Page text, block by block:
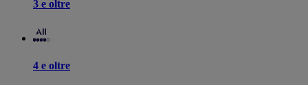
3 e oltre
4 e oltre